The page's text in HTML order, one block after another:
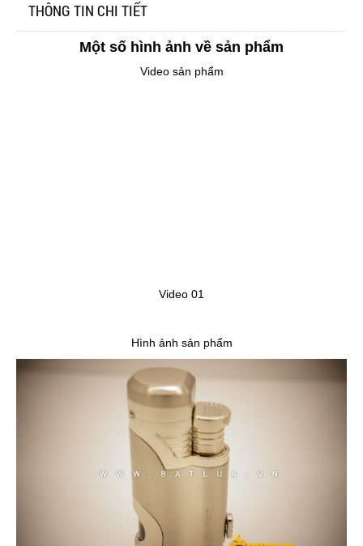
THÔNG TIN CHI TIẾT
Một số hình ảnh về sản phẩm
Video sản phẩm
Video 01
Hình ảnh sản phẩm